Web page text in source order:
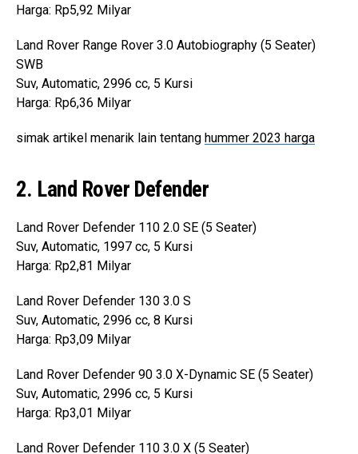
Harga: Rp5,92 Milyar
Land Rover Range Rover 3.0 Autobiography (5 Seater)
SWB
Suv, Automatic, 2996 cc, 5 Kursi
Harga: Rp6,36 Milyar
simak artikel menarik lain tentang hummer 2023 harga
2. Land Rover Defender
Land Rover Defender 110 2.0 SE (5 Seater)
Suv, Automatic, 1997 cc, 5 Kursi
Harga: Rp2,81 Milyar
Land Rover Defender 130 3.0 S
Suv, Automatic, 2996 cc, 8 Kursi
Harga: Rp3,09 Milyar
Land Rover Defender 90 3.0 X-Dynamic SE (5 Seater)
Suv, Automatic, 2996 cc, 5 Kursi
Harga: Rp3,01 Milyar
Land Rover Defender 110 3.0 X (5 Seater)